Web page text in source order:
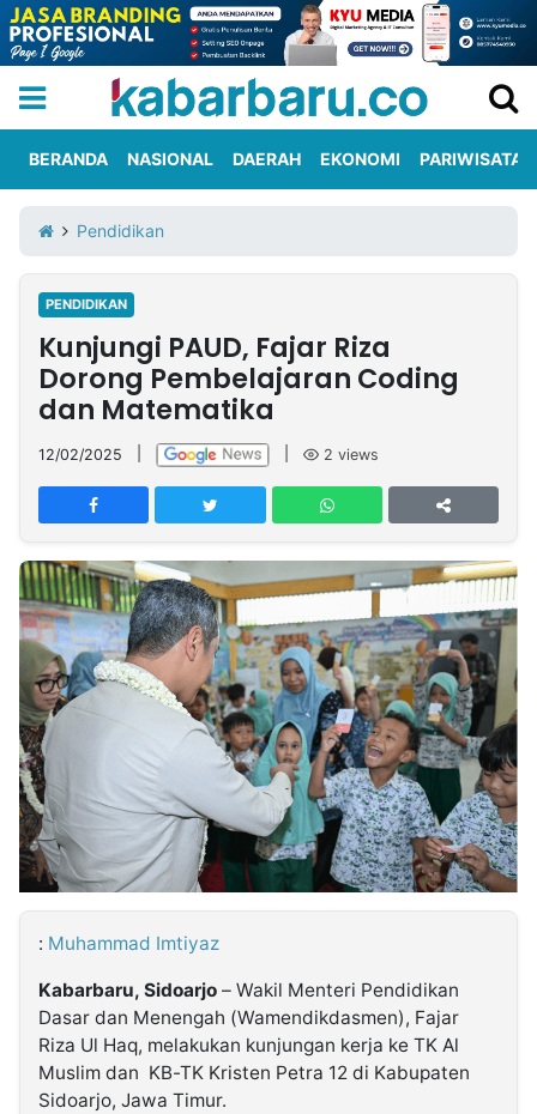
Iklan
Berita
Kami
Nasional
International
Olahraga
Entertainment
Daerah
Pariwisata
Kuliner
Kolom
Network
PT
TREETAN
INDONESIA
Partner
Insight
NTB
Suara
Time
Lens
IDN
Daily
Jogja
Jalan
Rakyat
Idealita
News
Kita
Notice
Dinamikapost.com
Radar
Baru
Seedbacklink
Follow
Kabarbaru
BERANDA NASIONAL DAERAH EKONOMI PARIWISATA
Pendidikan
PENDIDIKAN
Kunjungi PAUD, Fajar Riza
Dorong Pembelajaran Coding
dan Matematika
12/02/2025 2 views
: Muhammad Imtiyaz
Kabarbaru, Sidoarjo – Wakil Menteri Pendidikan
Dasar dan Menengah (Wamendikdasmen), Fajar
Riza Ul Haq, melakukan kunjungan kerja ke TK Al
Muslim dan KB-TK Kristen Petra 12 di Kabupaten
Sidoarjo, Jawa Timur.